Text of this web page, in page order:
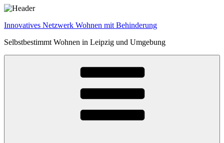
Zum
springen
Innovatives Netzwerk Wohnen mit Behinderung
Selbstbestimmt Wohnen in Leipzig und Umgebung